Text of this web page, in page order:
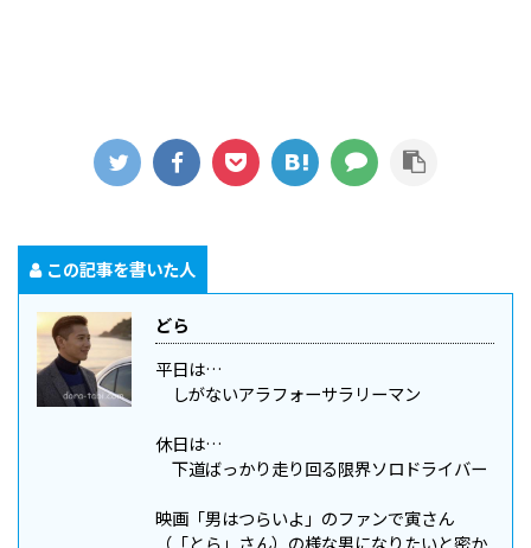
この記事を書いた人
どら
平日は…
しがないアラフォーサラリーマン
休日は…
下道ばっかり走り回る限界ソロドライバー
映画「男はつらいよ」のファンで寅さん
（「とら」さん）の様な男になりたいと密か